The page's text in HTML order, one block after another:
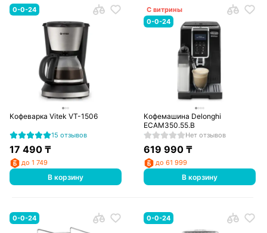
0-0-24
Кофеварка Vitek VT-1506
15 отзывов
17 490₸
до 1 749
В корзину
С витрины
0-0-24
Кофемашина Delonghi
ECAM350.55.B
Нет отзывов
619 990 ₸
до 61 999
В корзину
0-0-24 0-0-24